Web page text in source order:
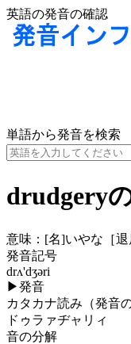
英語の発音の確認
単語から発音を検索
drudgery
意味： [名]いやな［
発音記号
drʌ'dʒəri
▶発音
カタカナ読み（発音
ドゥラァヂャリィ
音の分解